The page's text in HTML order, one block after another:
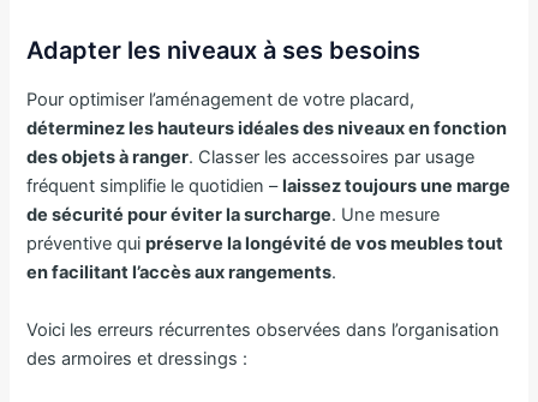
Adapter les niveaux à ses besoins
Pour optimiser l’aménagement de votre placard,
déterminez les hauteurs idéales des niveaux en fonction
des objets à ranger. Classer les accessoires par usage
fréquent simplifie le quotidien – laissez toujours une marge
de sécurité pour éviter la surcharge. Une mesure
préventive quipréserve la longévité de vos meubles tout
en facilitant l’accès aux rangements.
Voici les erreurs récurrentes observées dans l’organisation
des armoires et dressings :